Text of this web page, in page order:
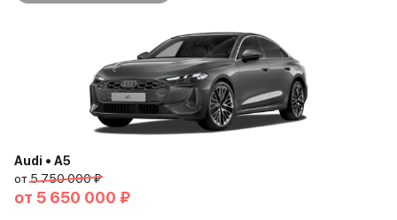
Audi • A5
от5 750 000 ₽
от 5 650 000 ₽